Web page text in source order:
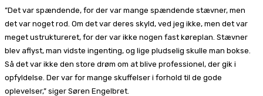
”Det var spændende, for der var mange spændende stævner, men
det var noget rod. Om det var deres skyld, ved jeg ikke, men det var
meget ustruktureret, for der var ikke nogen fast køreplan. Stævner
blev aflyst, man vidste ingenting, og lige pludselig skulle man bokse.
Så det var ikke den store drøm om at blive professionel, der gik i
opfyldelse. Der var for mange skuffelser i forhold til de gode
oplevelser,” siger Søren Engelbret.